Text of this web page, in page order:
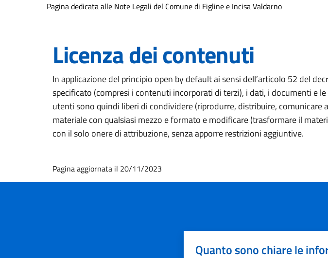
Pagina dedicata alle Note Legali del Comune di Figline e Incisa Valdarno
Licenza dei contenuti
In applicazione del principio open by default ai sensi dell’articolo 52 del
specificato (compresi i contenuti incorporati di terzi), i dati, i documenti e
utenti sono quindi liberi di condividere (riprodurre, distribuire, comunicare
materiale con qualsiasi mezzo e formato e modificare (trasformare il
con il solo onere di attribuzione, senza apporre restrizioni aggiuntive.
Pagina aggiornata il 20/11/2023
Quanto sono chiare le